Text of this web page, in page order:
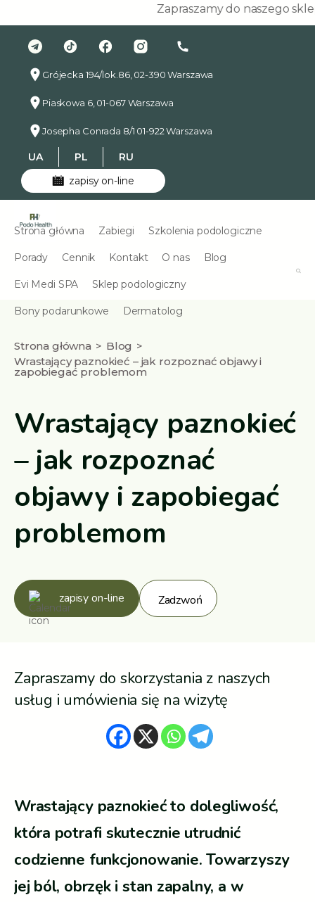
Zapraszamy do naszego
Grójecka 194/lok.86, 02-390 Warszawa
Piaskowa 6, 01-067 Warszawa
Josepha Conrada 8/1 01-922 Warszawa
UA PL
RU
zapisy on-line
Strona główna Zabiegi Szkolenia podologiczne
Porady Cennik Kontakt O nas Blog
Evi Medi SPA Sklep podologiczny
Bony podarunkowe Dermatolog
Strona główna
Blog
Wrastający paznokieć – jak rozpoznać objawy i
zapobiegać problemom
Wrastający paznokieć
– jak rozpoznać
objawy i zapobiegać
problemom
zapisy on-line Zadzwoń
Zapraszamy do skorzystania z naszych
usług i umówienia się na wizytę
Wrastający paznokieć to dolegliwość,
która potrafi skutecznie utrudnić
codzienne funkcjonowanie. Towarzyszy
jej ból, obrzęk i stan zapalny, a w